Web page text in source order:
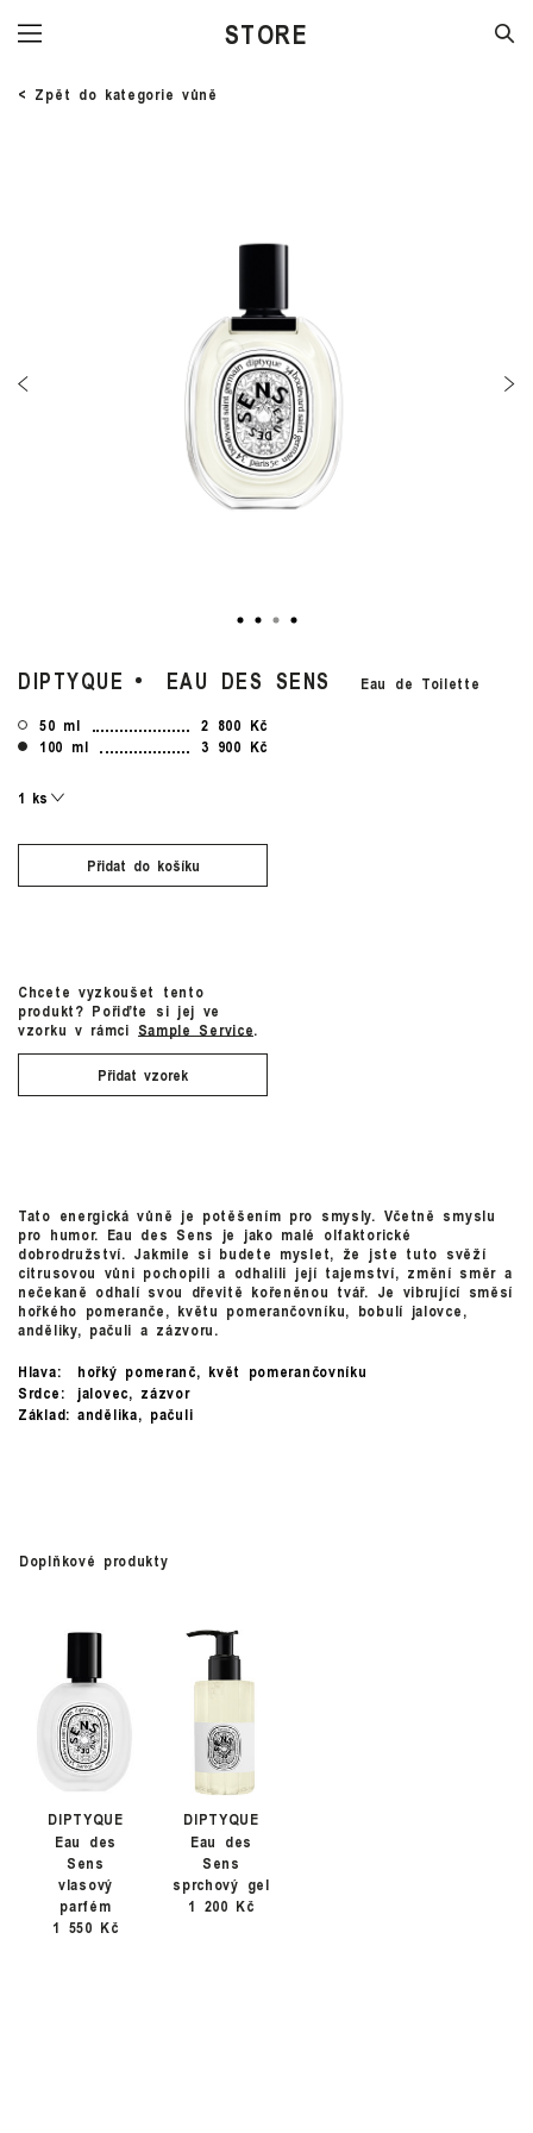
STORE
< Zpět do kategorie vůně
DIPTYQUE EAU DES SENS
Eau de Toilette
50 ml
2 800 Kč
100 ml
3 900 Kč
Přidat do košíku
Chcete vyzkoušet tento
produkt? Pořiďte si jej ve
vzorku v rámci Sample Service.
Přidat vzorek
Tato energická vůně je potěšením pro smysly. Včetně smyslu
pro humor. Eau des Sens je jako malé olfaktorické
dobrodružství. Jakmile si budete myslet, že jste tuto svěží
citrusovou vůni pochopili a odhalili její tajemství, změní směr a
nečekaně odhalí svou dřevitě kořeněnou tvář. Je vibrující směsí
hořkého pomeranče, květu pomerančovníku, bobulí jalovce,
anděliky, pačuli a zázvoru.
Hlava:
hořký pomeranč, květ pomerančovníku
Srdce:
jalovec, zázvor
Základ: andělika, pačuli
Doplňkové produkty
DIPTYQUE
Eau des
Sens
vlasový
parfém
1 550 Kč
DIPTYQUE
Eau des
Sens
sprchový gel
1 200 Kč